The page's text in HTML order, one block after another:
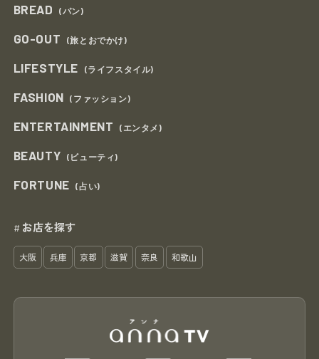
BREAD (パン)
GO-OUT (旅とおでかけ)
LIFESTYLE (ライフスタイル)
FASHION (ファッション)
ENTERTAINMENT (エンタメ)
BEAUTY (ビューティ)
FORTUNE (占い)
# お店を探す
大阪 兵庫 京都 滋賀 奈良 和歌山